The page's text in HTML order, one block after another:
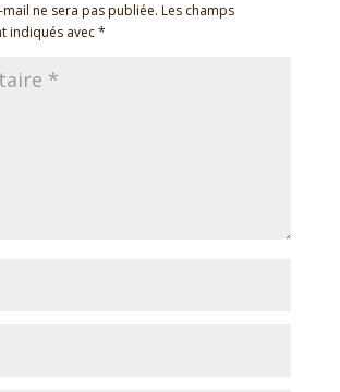
ne sera pas publiée. Les champs
indiqués avec*